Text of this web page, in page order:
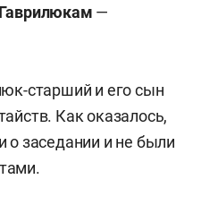
—
старший и его сын
Как оказалось,
о заседании и не были